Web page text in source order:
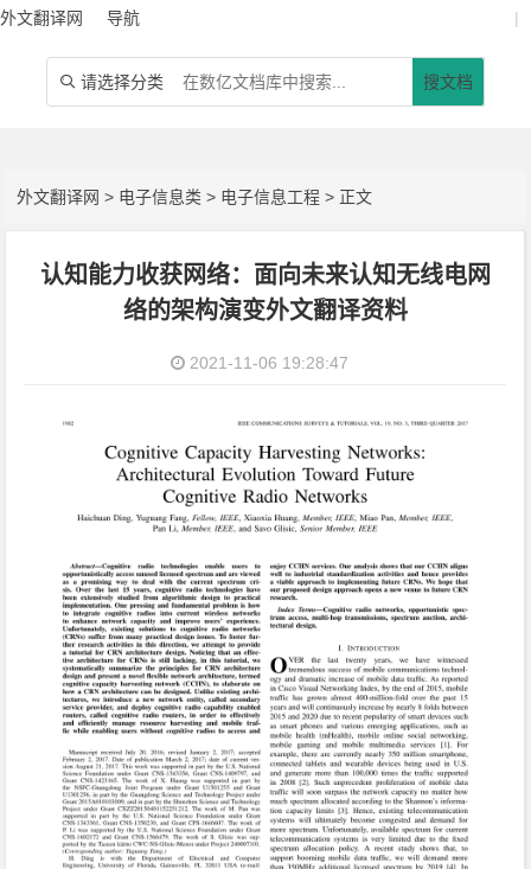
外文翻译网 导航 |
 请选择分类 搜文档
外文翻译网 > 电子信息类 > 电子信息工程 > 正文
认知能力收获网络：面向未来认知无线电网
络的架构演变外文翻译资料
2021-11-06 19:28:47